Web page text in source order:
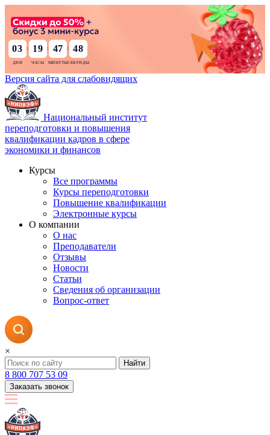
03 : 19 : 47 : 47
Версия сайта для слабовидящих
Национальный институт
переподготовки и повышения
квалификации кадров в сфере
экономики и финансов
Курсы
Все программы
Курсы переподготовки
Повышение квалификации
Электронные курсы
О компании
О нас
Преподаватели
Отзывы
Новости
Статьи
Сведения об организации
Вопрос-ответ
×
Найти
8 800 707 53 09
Заказать звонок